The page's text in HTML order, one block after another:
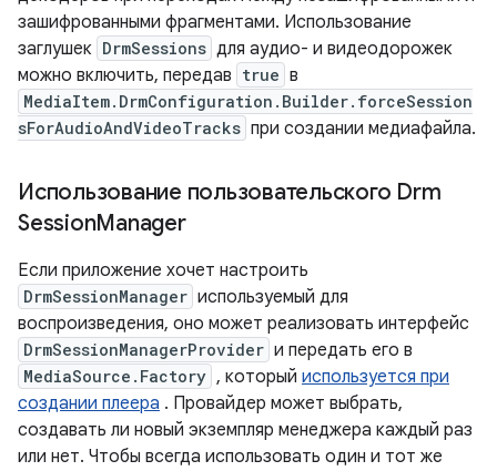
зашифрованными фрагментами. Использование
заглушек DrmSessions для аудио- и видеодорожек
можно включить, передав true в
MediaItem.DrmConfiguration.Builder.forceSession
sForAudioAndVideoTracks при создании медиафайла.
Использование пользовательского Drm
SessionManager
Если приложение хочет настроить
DrmSessionManager используемый для
воспроизведения, оно может реализовать интерфейс
DrmSessionManagerProvider и передать его в
MediaSource.Factory , который используется при
создании плеера . Провайдер может выбрать,
создавать ли новый экземпляр менеджера каждый раз
или нет. Чтобы всегда использовать один и тот же